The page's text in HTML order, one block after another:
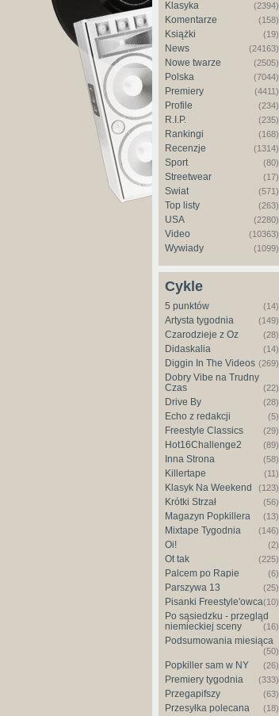
Klasyka (2394)
Komentarze (158)
Książki (19)
News (24163)
Nowe twarze (2505)
Polska (7044)
Premiery (4411)
Profile (234)
R.I.P. (235)
Rankingi (168)
Recenzje (1314)
Sport (80)
Streetwear (17)
Świat (571)
Top listy (263)
USA (2280)
Video (10363)
Wywiady (1099)
Cykle
5 punktów (14)
Artysta tygodnia (149)
Czarodzieje z Oz (28)
Didaskalia (14)
Diggin In The Videos (269)
Dobry Vibe na Trudny
Czas
(22)
Drive By (28)
Echo z redakcji (5)
Freestyle Classics (29)
Hot16Challenge2 (89)
Inna Strona (58)
Killertape (11)
Klasyk Na Weekend (123)
Krótki Strzał (56)
Magazyn Popkillera (13)
Mixtape Tygodnia (146)
Oi! (2)
Ot tak (225)
Palcem po Rapie (6)
Parszywa 13 (25)
Pisanki Freestyle'owca(10)
Po sąsiedzku - przegląd
niemieckiej sceny
(16)
Podsumowania miesiąca
(50)
Popkiller sam w NY (26)
Premiery tygodnia (333)
Przegapifszy (63)
Przesyłka polecana (18)